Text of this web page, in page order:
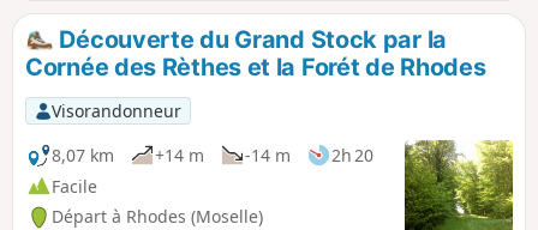
Découverte du Grand Stock par la
Cornée des Rèthes et la Forét de Rhodes
Visorandonneur
8,07 km
+14 m -14 m
2h 20
Facile
Départ à Rhodes (Moselle)